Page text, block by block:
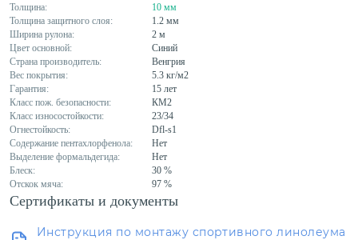
Толщина:
10 мм
Толщина защитного слоя:
1.2 мм
Ширина рулона:
2 м
Цвет основной:
Синий
Страна производитель:
Венгрия
Вес покрытия:
5.3 кг/м2
Гарантия:
15 лет
Класс пож. безопасности:
КМ2
Класс износостойкости:
23/34
Огнестойкость:
Dfl-s1
Содержание пентахлорфенола:
Нет
Выделение формальдегида:
Нет
Блеск:
30 %
Отскок мяча:
97 %
Сертификаты и документы
Инструкция по монтажу спортивного линолеума